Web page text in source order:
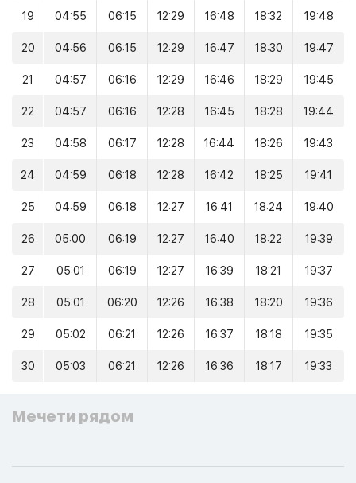
19 04:55 06:15 12:29 16:48 18:32 19:48
20 04:56 06:15 12:29 16:47 18:30 19:47
21 04:57 06:16 12:29 16:46 18:29 19:45
22 04:57 06:16 12:28 16:45 18:28 19:44
23 04:58 06:17 12:28 16:44 18:26 19:43
24 04:59 06:18 12:28 16:42 18:25 19:41
25 04:59 06:18 12:27 16:41 18:24 19:40
26 05:00 06:19 12:27 16:40 18:22 19:39
27 05:01 06:19 12:27 16:39 18:21 19:37
28 05:01 06:20 12:26 16:38 18:20 19:36
29 05:02 06:21 12:26 16:37 18:18 19:35
30 05:03 06:21 12:26 16:36 18:17 19:33
Мечети рядом